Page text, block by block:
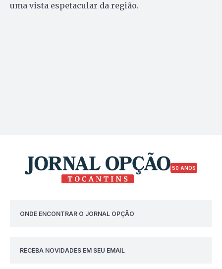
uma vista espetacular da região.
50 ANOS
ONDE ENCONTRAR O JORNAL OPÇÃO
RECEBA NOVIDADES EM SEU EMAIL